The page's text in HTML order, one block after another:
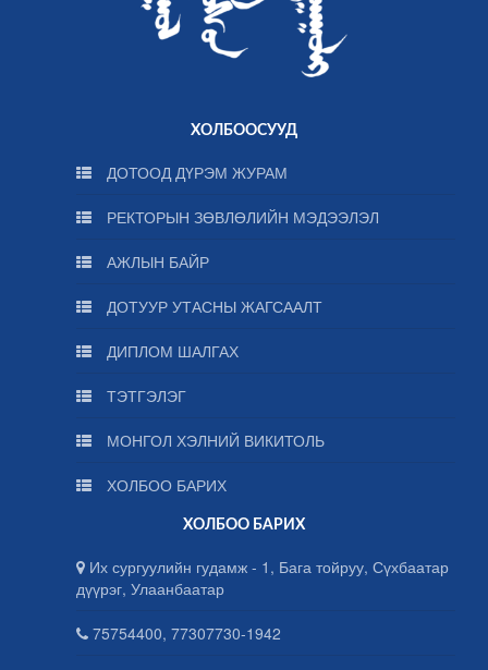
ХОЛБООСУУД
ДОТООД ДҮРЭМ ЖУРАМ
РЕКТОРЫН ЗӨВЛӨЛИЙН МЭДЭЭЛЭЛ
АЖЛЫН БАЙР
ДОТУУР УТАСНЫ ЖАГСААЛТ
ДИПЛОМ ШАЛГАХ
ТЭТГЭЛЭГ
МОНГОЛ ХЭЛНИЙ ВИКИТОЛЬ
ХОЛБОО БАРИХ
ХОЛБОО БАРИХ
Их сургуулийн гудамж - 1, Бага тойруу, Сүхбаатар
дүүрэг, Улаанбаатар
75754400, 77307730-1942